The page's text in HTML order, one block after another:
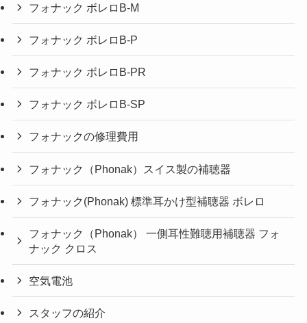
フォナック ボレロB-M
フォナック ボレロB-P
フォナック ボレロB-PR
フォナック ボレロB-SP
フォナックの修理費用
フォナック（Phonak）スイス製の補聴器
フォナック(Phonak) 標準耳かけ型補聴器 ボレロ
フォナック（Phonak） 一側耳性難聴用補聴器 フォ
ナック クロス
空気電池
スタッフの紹介